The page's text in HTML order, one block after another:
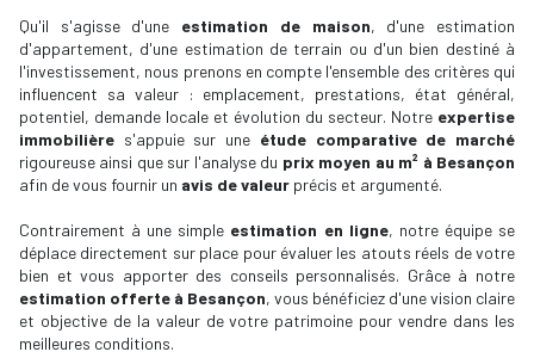
Qu'il s'agisse d'une estimation de maison, d'une estimation
d'appartement, d'une estimation de terrain ou d'un bien destiné à
l'investissement, nous prenons en compte l'ensemble des critères qui
influencent sa valeur : emplacement, prestations, état général,
potentiel, demande locale et évolution du secteur. Notre expertise
immobilière s'appuie sur une étude comparative de marché
rigoureuse ainsi que sur l'analyse du prix moyen au m² à Besançon
afin de vous fournir un avis de valeur précis et argumenté.
Contrairement à une simple estimation en ligne, notre équipe se
déplace directement sur place pour évaluer les atouts réels de votre
bien et vous apporter des conseils personnalisés. Grâce à notre
estimation offerte à Besançon, vous bénéficiez d'une vision claire
et objective de la valeur de votre patrimoine pour vendre dans les
meilleures conditions.